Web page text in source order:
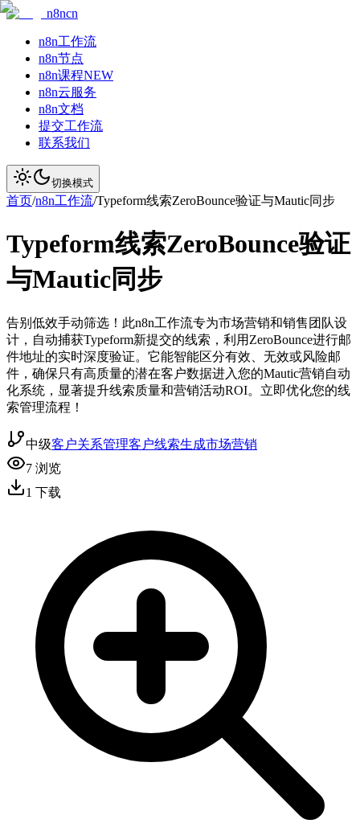
n8ncn
n8n工作流
n8n节点
n8n课程NEW
n8n云服务
n8n文档
提交工作流
联系我们
切换模式
首页/n8n工作流/Typeform线索ZeroBounce验证与Mautic同步
Typeform线索ZeroBounce验证
与Mautic同步
告别低效手动筛选！此n8n工作流专为市场营销和销售团队设
计，自动捕获Typeform新提交的线索，利用ZeroBounce进行邮
件地址的实时深度验证。它能智能区分有效、无效或风险邮
件，确保只有高质量的潜在客户数据进入您的Mautic营销自动
化系统，显著提升线索质量和营销活动ROI。立即优化您的线
索管理流程！
中级客户关系管理客户线索生成市场营销
7 浏览
1 下载